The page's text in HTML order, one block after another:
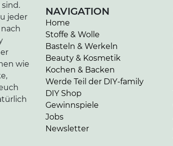
jeder
wie
NAVIGATION
Home
Stoffe & Wolle
Basteln & Werkeln
Beauty & Kosmetik
Kochen & Backen
Werde Teil der DIY-family
DIY Shop
Gewinnspiele
Jobs
Newsletter